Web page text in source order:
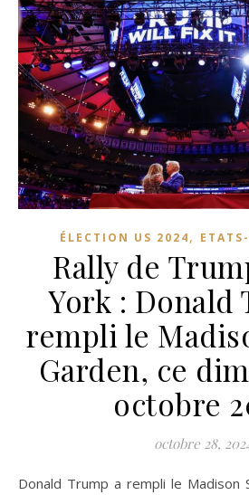
ÉLECTION US 2024,
Rally de
York : Donald
rempli le
Garden, ce
octobre
octobre 28,
Donald Trump a rempli le Madison Square Garden à New